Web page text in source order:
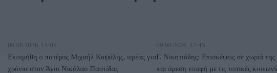
09.08.2026 15:05
Εκοιμήθη ο πατέρας Μιχαήλ Καψάλης, ιερέας για
χρόνια στον Άγιο Νικόλαο Παστίδας
09.08.2026 12:45
Γ. Νικητιάδης: Επισκέψεις σε χωριά
και άμεση επαφή με τις τοπικές